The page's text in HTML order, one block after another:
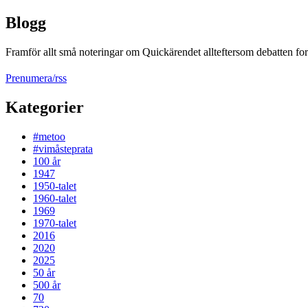
Blogg
Framför allt små noteringar om Quickärendet allteftersom debatten
Prenumera/rss
Kategorier
#metoo
#vimåsteprata
100 år
1947
1950-talet
1960-talet
1969
1970-talet
2016
2020
2025
50 år
500 år
70